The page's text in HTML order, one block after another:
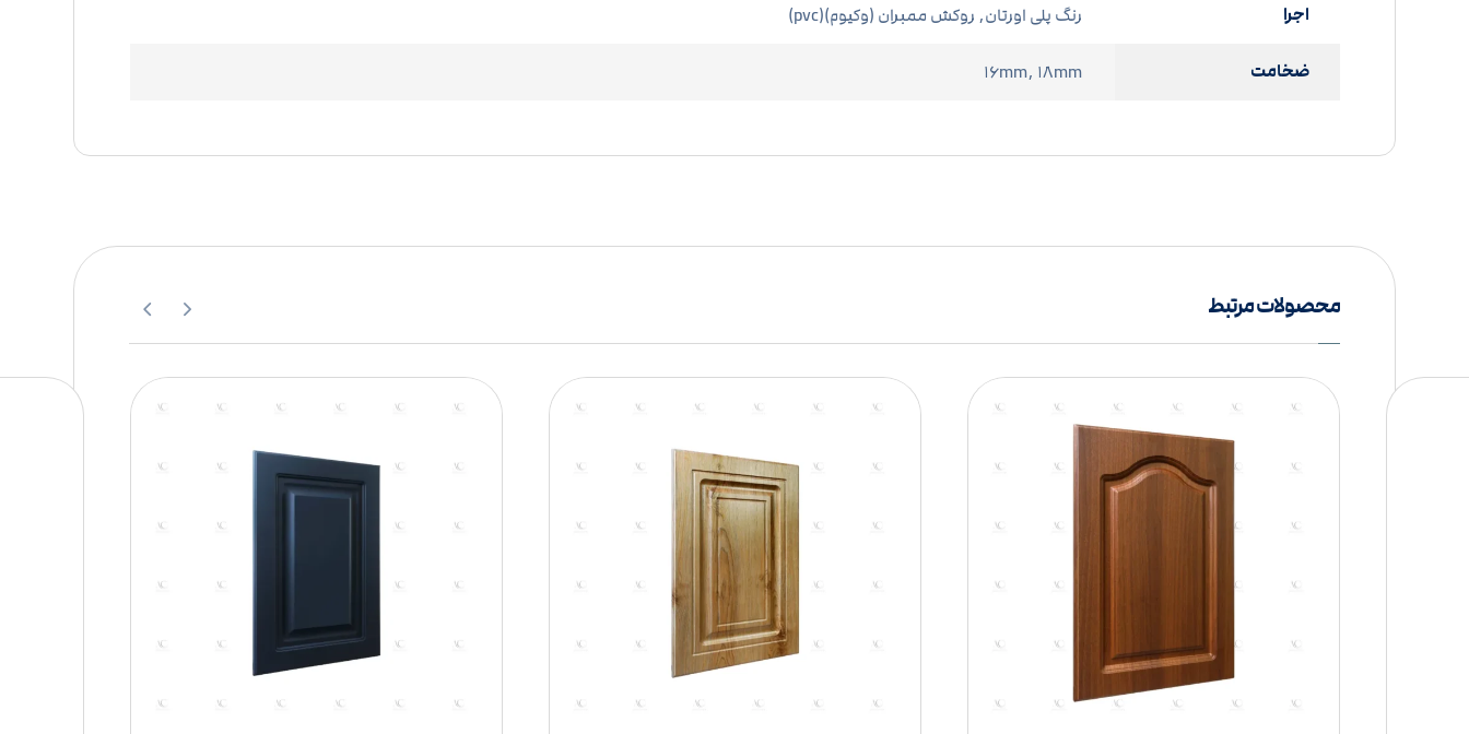
اجرا رنگ پلی اورتان, روکش ممبران (وکیوم)(pvc)
ضخامت ۱۶mm, ۱۸mm
محصولات مرتبط